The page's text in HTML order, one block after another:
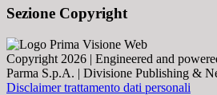
Sezione Copyright
Copyright 2026 | Engineered and
Parma S.p.A. | Divisione Publishing &
Disclaimer trattamento dati personali